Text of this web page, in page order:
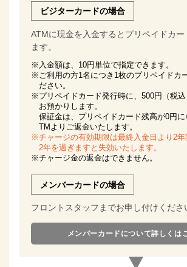
ビジターカードの場合
ATMに現金を入金するとプリペイドカ
ます。
※入金額は、10円単位で指定できます。
※ご利用の方1名につき1枚のプリペイドカ
ださい。
※プリペイドカード発行時に、500円（税
お預かりします。
保証金は、プリペイドカード残高が0円
TMよりご返金いたします。
※チャージの有効期限は最終入金日より2年
2年を過ぎますと失効いたします。
※チャージ金の返金はできません。
メンバーカードの場合
フロントスタッフまでお申し付けくださ
メンバーカードについて詳しくは